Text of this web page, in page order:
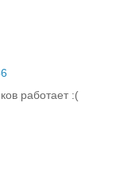
работает :(